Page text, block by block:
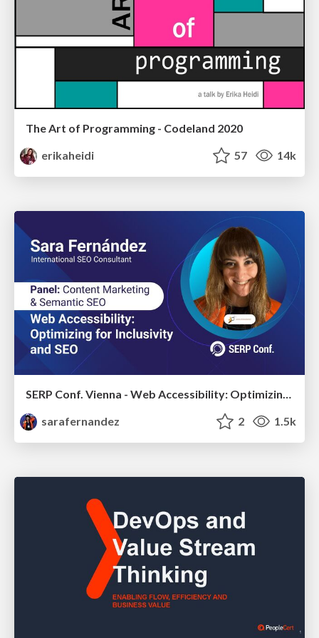
The Art of Programming - Codeland 2020
erikaheidi
57 14k
sarafernandez
2 1.5k